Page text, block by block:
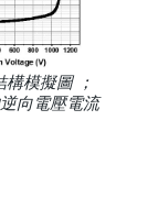
模擬圖 ；
向電壓電流